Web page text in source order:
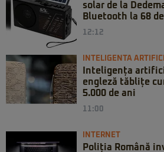
solar de la
Bluetooth la 68
12:12
INTELIGENTA
Inteligența
engleză tăblițe
5.000 de ani
11:00
INTERNET
Poliția Română